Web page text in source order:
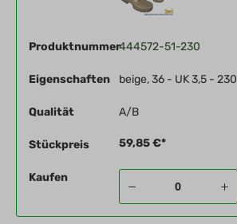
Produktnummer444572-51-230
Eigenschaften beige, 36 - UK 3,5 - 230
Qualität A/B
Stückpreis 59,85 €*
Kaufen